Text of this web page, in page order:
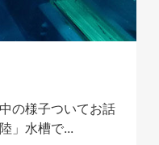
の様子ついてお話
」水槽で...